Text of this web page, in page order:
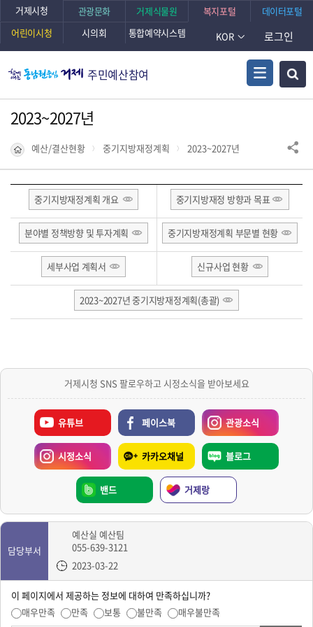
거제시청 관광문화 거제식물원 복지포털
데이터포털
어린이시청
시의회 통합예약시스템 KOR 로그인
주민예산참여
2023~2027년
예산/결산현황 중기지방재정계획 2023~2027년
중기지방재정계획 개요 중기지방재정 방향과 목표
분야별 정책방향 및 투자계획 중기지방재정계획 부문별 현황
세부사업 계획서 신규사업 현황
2023~2027년 중기지방재정계획(총괄)
거제시청 SNS 팔로우하고 시정소식을 받아보세요
유튜브 페이스북 관광소식
시정소식 카카오채널 블로그
밴드 거제랑
담당부서
예산실 예산팀
055-639-3121
2023-03-22
이 페이지에서 제공하는 정보에 대하여 만족하십니까?
매우만족
만족 보통 불만족 매우불만족